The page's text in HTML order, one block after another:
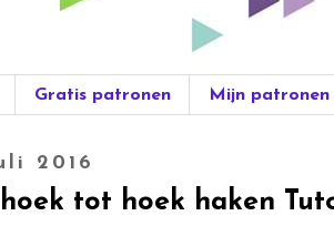
Gratis patronen Mijn patronen
2016
tot hoek haken